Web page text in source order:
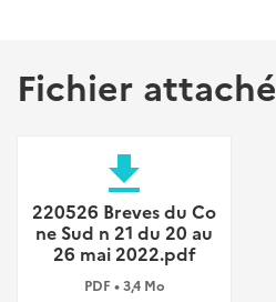
Fichier attaché
file_download
220526 Breves du Co
ne Sud n 21 du 20 au
26 mai 2022.pdf
PDF • 3,4 Mo